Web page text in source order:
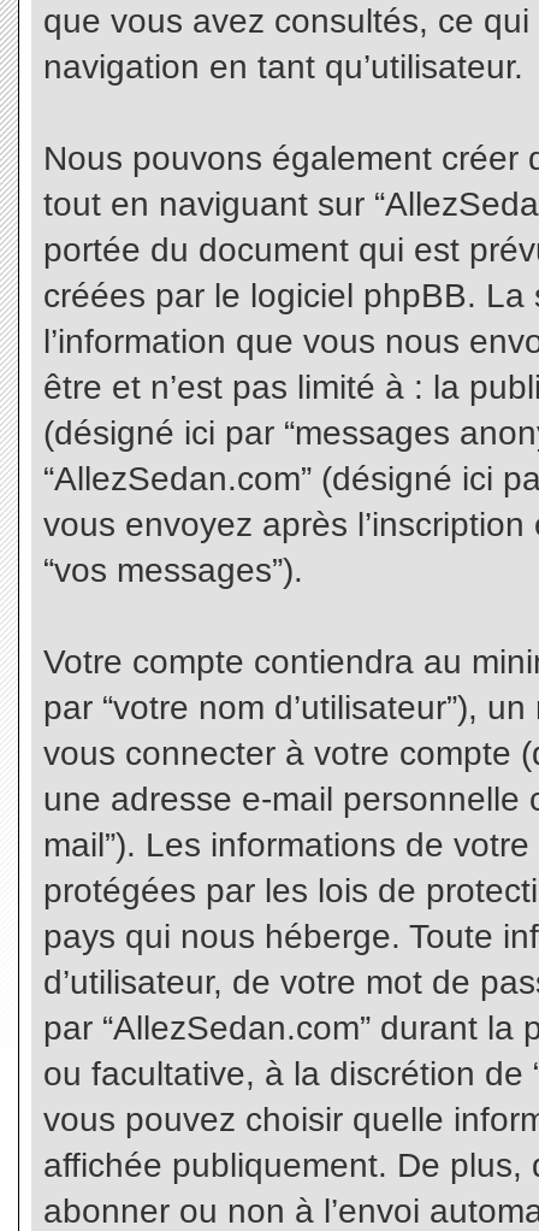
que vous avez consultés, ce
navigation en tant qu’utilisateur.
Nous pouvons également créer
tout en naviguant sur
portée du document qui est
créées par le logiciel phpBB.
l’information que vous nous
être et n’est pas limité à : la
(désigné ici par “messages
“AllezSedan.com” (désigné ici
vous envoyez après
“vos messages”).
Votre compte contiendra au
par “votre nom d’utilisateur”),
vous connecter à votre compte
une adresse e-mail personnelle
mail”). Les informations de
protégées par les lois de
pays qui nous héberge. Toute
d’utilisateur, de votre mot de
par “AllezSedan.com” durant la
ou facultative, à la discrétion de
vous pouvez choisir quelle
affichée publiquement. De plus,
abonner ou non à l’envoi